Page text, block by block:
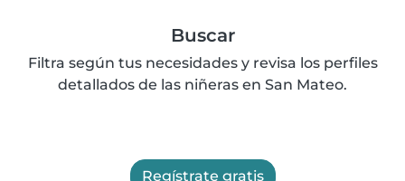
Buscar
Filtra según tus necesidades y revisa los perfiles
detallados de las niñeras en San Mateo.
Regístrate gratis